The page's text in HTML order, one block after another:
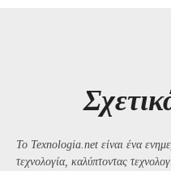
Το Texnologia.net είναι ένα
τεχνολογία, καλύπτοντας